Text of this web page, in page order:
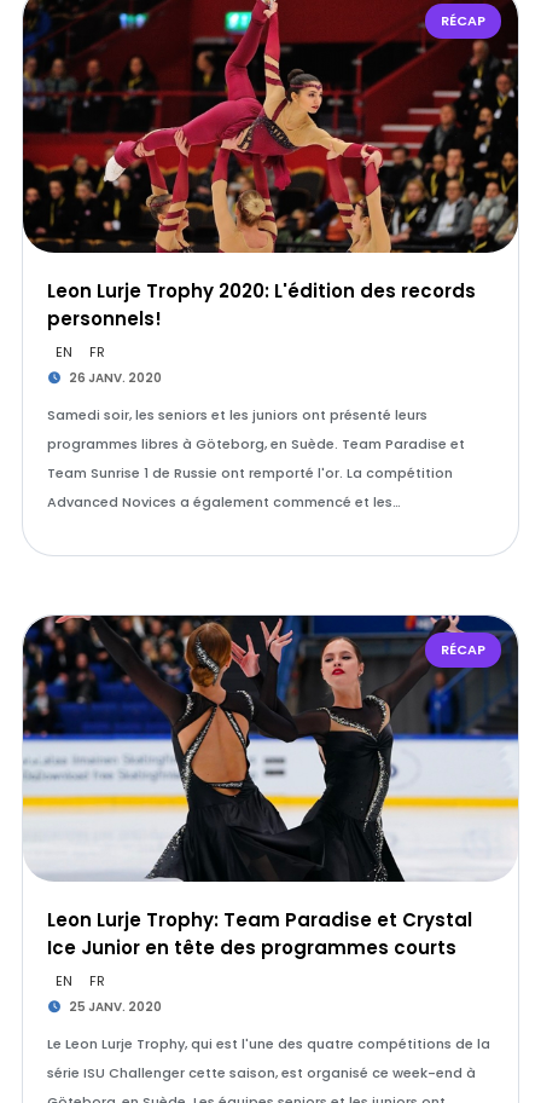
RÉCAP
Leon Lurje Trophy 2020: L'édition des records
personnels!
EN FR
26 JANV. 2020
Samedi soir, les seniors et les juniors ont présenté leurs
programmes libres à Göteborg, en Suède. Team Paradise et
Team Sunrise 1 de Russie ont remporté l'or. La compétition
Advanced Novices a également commencé et les…
RÉCAP
Leon Lurje Trophy: Team Paradise et Crystal
Ice Junior en tête des programmes courts
EN FR
25 JANV. 2020
Le Leon Lurje Trophy, qui est l'une des quatre compétitions de la
série ISU Challenger cette saison, est organisé ce week-end à